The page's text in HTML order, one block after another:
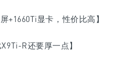
+1660Ti显卡，性价比高】
R还要厚一点】